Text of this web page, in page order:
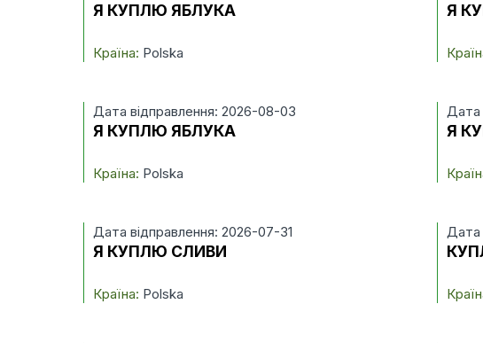
Я КУПЛЮ ЯБЛУКА
Країна: Polska
Я
Дата відправлення: 2026-08-03
Я КУПЛЮ ЯБЛУКА
Країна: Polska
Дата
Я
Дата відправлення: 2026-07-31
Я КУПЛЮ СЛИВИ
Країна: Polska
Дата